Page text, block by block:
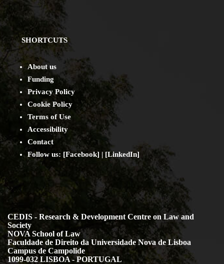
SHORTCUTS
About us
Funding
Privacy Policy
Cookie Policy
Terms of Use
Accessibility
Contact
Follow us: [Facebook] | [LinkedIn]
CEDIS - Research & Development Centre on Law and
Society
NOVA School of Law
Faculdade de Direito da Universidade Nova de Lisboa
Campus de Campolide
1099-032 LISBOA - PORTUGAL